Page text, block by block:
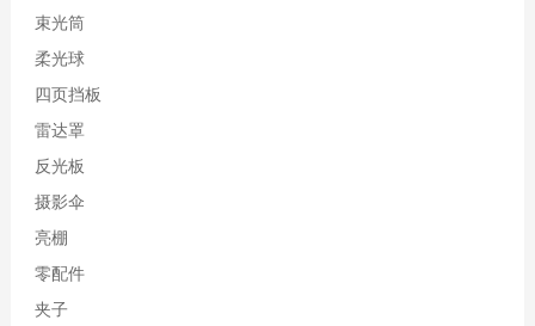
束光筒
柔光球
四页挡板
雷达罩
反光板
摄影伞
亮棚
零配件
夹子